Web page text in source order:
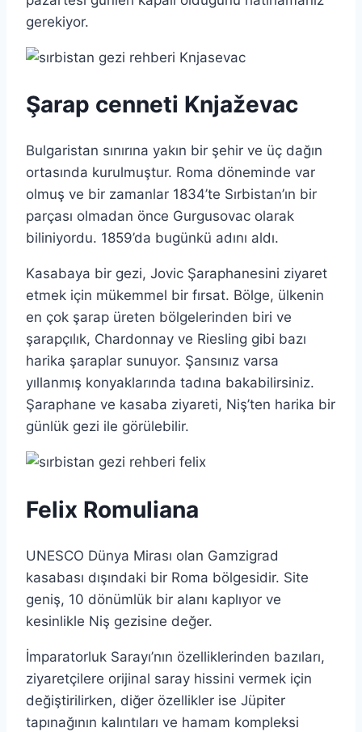
gerekiyor.
Şarap cenneti Knjaževac
Bulgaristan sınırına yakın bir şehir ve üç dağın
ortasında kurulmuştur. Roma döneminde var
olmuş ve bir zamanlar 1834’te Sırbistan’ın bir
parçası olmadan önce Gurgusovac olarak
biliniyordu. 1859’da bugünkü adını aldı.
Kasabaya bir gezi, Jovic Şaraphanesini ziyaret
etmek için mükemmel bir fırsat. Bölge, ülkenin
en çok şarap üreten bölgelerinden biri ve
şarapçılık, Chardonnay ve Riesling gibi bazı
harika şaraplar sunuyor. Şansınız varsa
yıllanmış konyaklarında tadına bakabilirsiniz.
Şaraphane ve kasaba ziyareti, Niş’ten harika bir
günlük gezi ile görülebilir.
Felix Romuliana
UNESCO Dünya Mirası olan Gamzigrad
kasabası dışındaki bir Roma bölgesidir. Site
geniş, 10 dönümlük bir alanı kaplıyor ve
kesinlikle Niş gezisine değer.
İmparatorluk Sarayı’nın özelliklerinden bazıları,
ziyaretçilere orijinal saray hissini vermek için
değiştirilirken, diğer özellikler ise Jüpiter
tapınağının kalıntıları ve hamam kompleksi